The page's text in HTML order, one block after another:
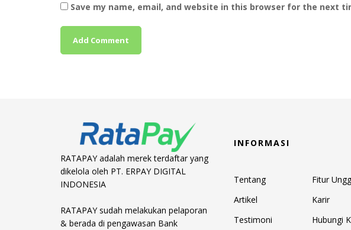
Save my name, email, and website in this browser for the next
RATAPAY adalah merek terdaftar yang
dikelola oleh PT. ERPAY DIGITAL
INDONESIA
RATAPAY sudah melakukan pelaporan
& berada di pengawasan Bank
INFORMASI
Tentang
Fitur
Artikel
Karir
Testimoni
Hubungi